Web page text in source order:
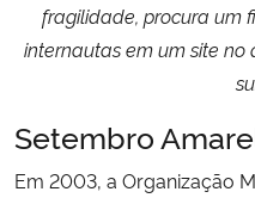
fragilidade, procura um
internautas em um site no
Setembro
Em 2003, a Organização